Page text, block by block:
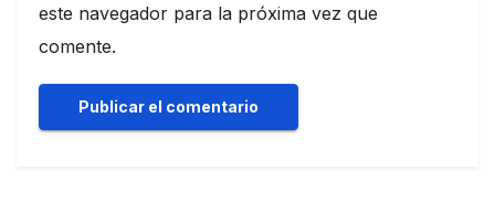
este navegador para la próxima vez que
comente.